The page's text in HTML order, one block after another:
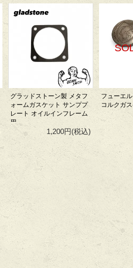
グラッドストーン製 メタフ
ォームガスケット サンププ
レート オイルインフレーム
用
1,200円(税込)
フューエ
コルクガ